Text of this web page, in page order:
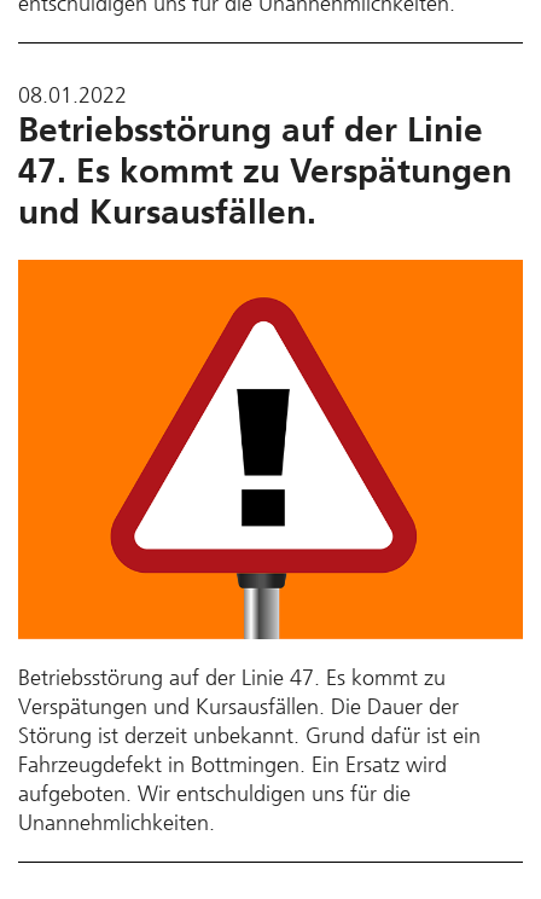
08.01.2022
Betriebsstörung auf der Linie
47. Es kommt zu Verspätungen
und Kursausfällen.
Betriebsstörung auf der Linie 47. Es kommt zu
Verspätungen und Kursausfällen. Die Dauer der
Störung ist derzeit unbekannt. Grund dafür ist ein
Fahrzeugdefekt in Bottmingen. Ein Ersatz wird
aufgeboten. Wir entschuldigen uns für die
Unannehmlichkeiten.